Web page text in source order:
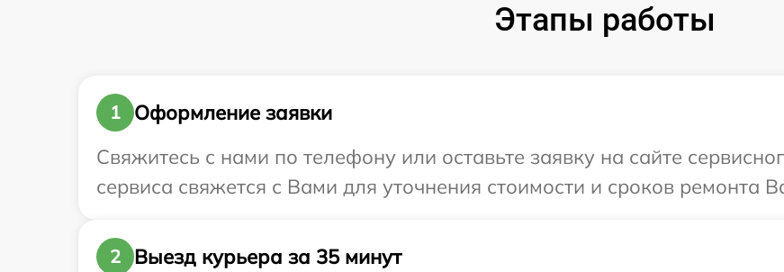
Этапы работы
1
Оформление заявки
Свяжитесь с нами по телефону или оставьте заявку на сайте
сервиса свяжется с Вами для уточнения стоимости и сроков ремонта
2
Выезд курьера за 35 минут